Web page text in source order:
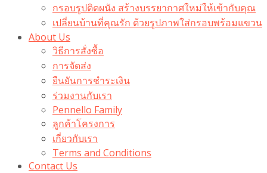
กรอบรูปติดผนัง สร้างบรรยากาศใหม่ให้เข้ากับคุณ
เปลี่ยนบ้านที่คุณรัก ด้วยรูปภาพใส่กรอบพร้อมแขวน​
About Us
วิธีการสั่งซื้อ
การจัดส่ง
ยืนยันการชำระเงิน
ร่วมงานกับเรา
Pennello Family
ลูกค้าโครงการ
เกี่ยวกับเรา
Terms and Conditions
Contact Us